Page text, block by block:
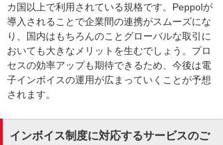
カ国以上で利用されている規格です。Peppolが
導入されることで企業間の連携がスムーズにな
り、国内はもちろんのことグローバルな取引に
おいても大きなメリットを生むでしょう。プロ
セスの効率アップも期待できるため、今後は電
子インボイスの運用が広まっていくことが予想
されます。
インボイス制度に対応するサービスのご